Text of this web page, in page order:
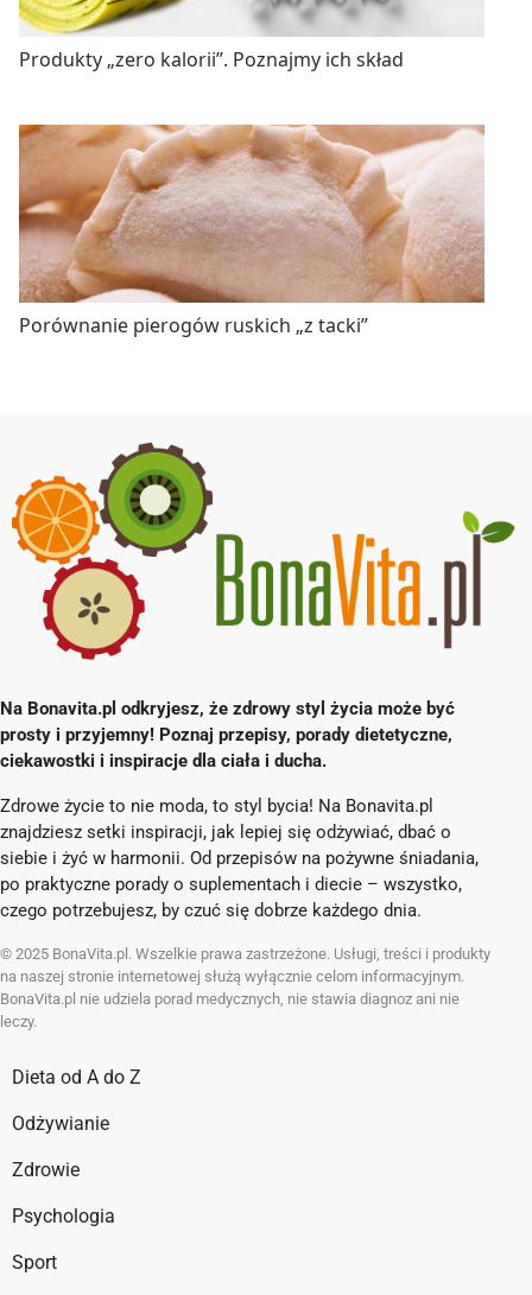
Produkty „zero kalorii”. Poznajmy ich skład
Porównanie pierogów ruskich „z tacki”
Na Bonavita.pl odkryjesz, że zdrowy styl życia może być
prosty i przyjemny! Poznaj przepisy, porady dietetyczne,
ciekawostki i inspiracje dla ciała i ducha.
Zdrowe życie to nie moda, to styl bycia! Na Bonavita.pl
znajdziesz setki inspiracji, jak lepiej się odżywiać, dbać o
siebie i żyć w harmonii. Od przepisów na pożywne śniadania,
po praktyczne porady o suplementach i diecie – wszystko,
czego potrzebujesz, by czuć się dobrze każdego dnia.
© 2025 BonaVita.pl. Wszelkie prawa zastrzeżone. Usługi, treści i produkty
na naszej stronie internetowej służą wyłącznie celom informacyjnym.
BonaVita.pl nie udziela porad medycznych, nie stawia diagnoz ani nie
leczy.
Dieta od A do Z
Odżywianie
Zdrowie
Psychologia
Sport